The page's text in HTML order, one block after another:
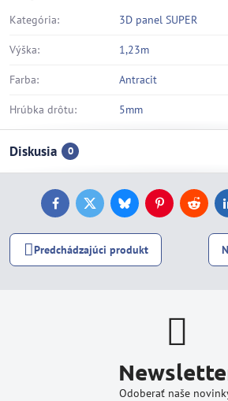
Kategória: 3D panel SUPER
Výška: 1,23m
Farba: Antracit
Hrúbka drôtu: 5mm
Diskusia 0
FacebookTwitterBlueskyPinterestReddit
Predchádzajúci produkt
Odoberať naše